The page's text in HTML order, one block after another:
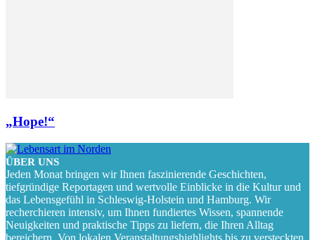
„Hope!“
ÜBER UNS
Jeden Monat bringen wir Ihnen faszinierende Geschichten,
tiefgründige Reportagen und wertvolle Einblicke in die Kultur und
das Lebensgefühl in Schleswig-Holstein und Hamburg. Wir
recherchieren intensiv, um Ihnen fundiertes Wissen, spannende
Neuigkeiten und praktische Tipps zu liefern, die Ihren Alltag
bereichern. Von lokalen Veranstaltungshighlights bis zu versteckten